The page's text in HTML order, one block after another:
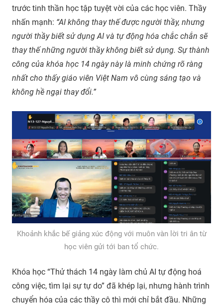
trước tinh thần học tập tuyệt vời của các học viên. Thầy
nhấn mạnh: “AI không thay thế được người thầy, nhưng
người thầy biết sử dụng AI và tự động hóa chắc chắn sẽ
thay thế những người thầy không biết sử dụng. Sự thành
công của khóa học 14 ngày này là minh chứng rõ ràng
nhất cho thấy giáo viên Việt Nam vô cùng sáng tạo và
không hề ngại thay đổi.”
Khoảnh khắc bế giảng xúc động với muôn vàn lời tri ân từ
học viên gửi tới ban tổ chức.
Khóa học “Thử thách 14 ngày làm chủ AI tự động hoá
công việc, tìm lại sự tự do” đã khép lại, nhưng hành trình
chuyển hóa của các thầy cô thì mới chỉ bắt đầu. Những